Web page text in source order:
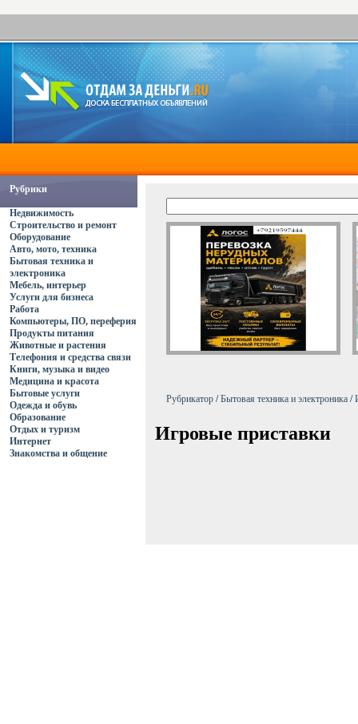
Рубрики
Недвижимость
Строительство и ремонт
Оборудование
Авто, мото, техника
Бытовая техника и
электроника
Мебель, интерьер
Услуги для бизнеса
Работа
Компьютеры, ПО, переферия
Продукты питания
Животные и растения
Телефония и средства связи
Книги, музыка и видео
Медицина и красота
Бытовые услуги
Одежда и обувь
Образование
Отдых и туризм
Интернет
Знакомства и общение
Рубрикатор /Бытовая техника и электроника /
Игровые приставки